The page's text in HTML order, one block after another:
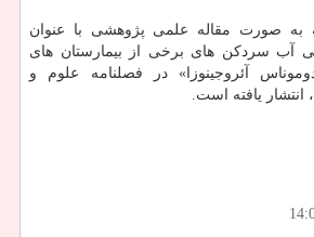
به صورت مقاله علمی پژوهشی با عنوان
آب سردکن های برخی از بیمارستان های
آئروجینوزا» در فصلنامه علوم و
یافته است.